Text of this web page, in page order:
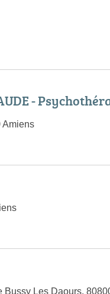
-
Amiens
Bussy Les Daours,